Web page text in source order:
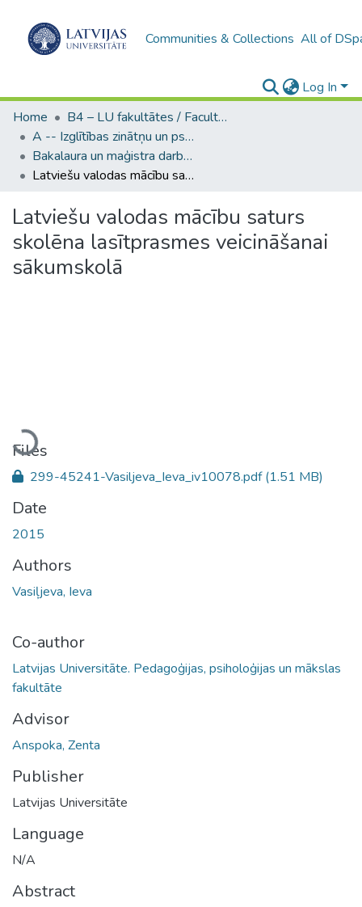
Communities & Collections All of
Log In
Home
B4 – LU fakultātes / Faculties of the UL
A -- Izglītības zinātņu un psiholoģijas fakultāte / Faculty of Education Sciences and Psychology
Bakalaura un maģistra darbi (PPMF) / Bachelor's and Master's theses
Latviešu valodas mācību saturs skolēna lasītprasmes veicināšanai sākumskolā
Latviešu valodas mācību saturs
skolēna lasītprasmes veicināšanai
sākumskolā
Loading...
Files
299-45241-Vasiljeva_Ieva_iv10078.pdf(1.51 MB)
Date
2015
Authors
Vasiļjeva, Ieva
Co-author
Latvijas Universitāte. Pedagoģijas, psiholoģijas un mākslas
fakultāte
Advisor
Anspoka, Zenta
Publisher
Latvijas Universitāte
Language
N/A
Abstract